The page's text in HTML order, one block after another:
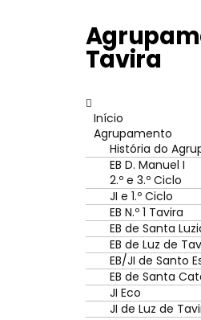
Tavira
Início
Agrupamento
História do
EB D. Manuel I
2.º e 3.º Ciclo
JI e 1.º Ciclo
EB N.º 1 Tavira
EB de Santa
EB de Luz de
EB/JI de Santo
EB de Santa
JI Eco
JI de Luz de